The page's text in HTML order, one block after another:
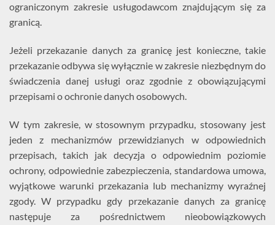
ograniczonym zakresie usługodawcom znajdującym się za
granicą.
Jeżeli przekazanie danych za granicę jest konieczne, takie
przekazanie odbywa się wyłącznie w zakresie niezbędnym do
świadczenia danej usługi oraz zgodnie z obowiązującymi
przepisami o ochronie danych osobowych.
W tym zakresie, w stosownym przypadku, stosowany jest
jeden z mechanizmów przewidzianych w odpowiednich
przepisach, takich jak decyzja o odpowiednim poziomie
ochrony, odpowiednie zabezpieczenia, standardowa umowa,
wyjątkowe warunki przekazania lub mechanizmy wyraźnej
zgody. W przypadku gdy przekazanie danych za granicę
następuje za pośrednictwem nieobowiązkowych